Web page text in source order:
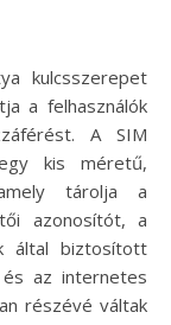
a felhasználók
A SIM
kis méretű,
tárolja a
azonosítót, a
által biztosított
az internetes
részévé váltak